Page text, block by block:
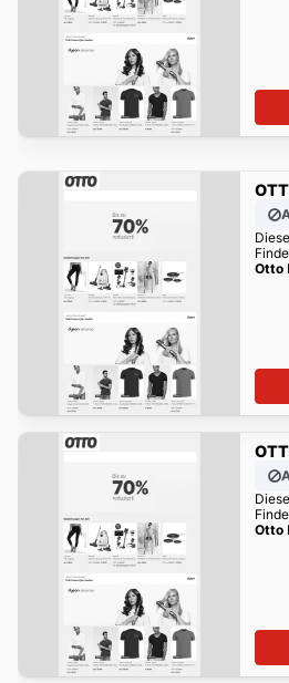
Otto
Otto